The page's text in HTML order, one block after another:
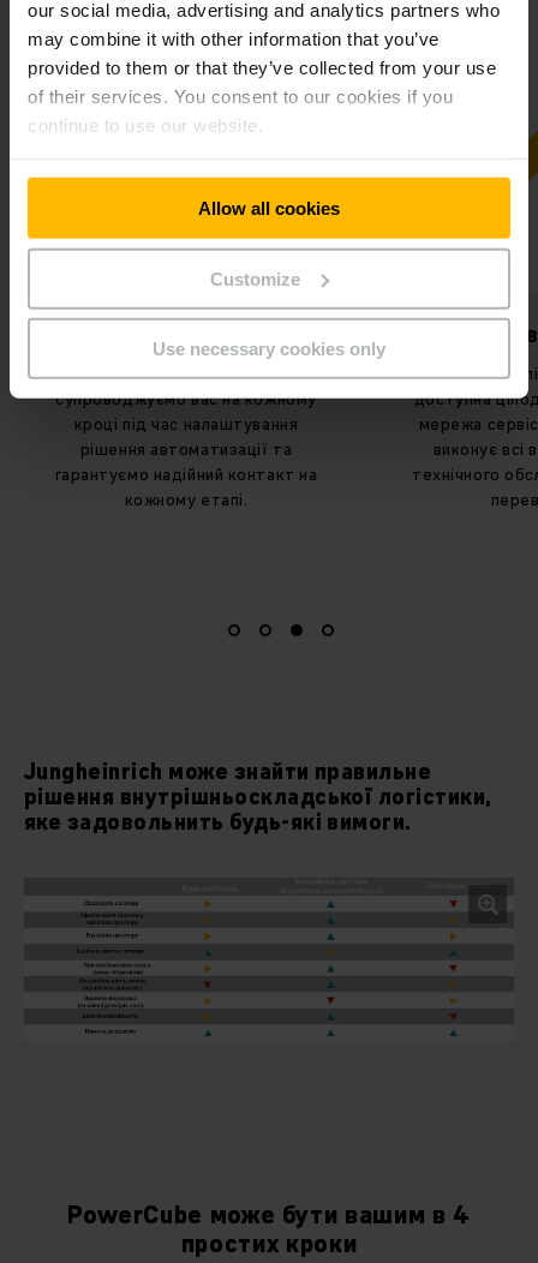
our social media, advertising and analytics partners who
may combine it with other information that you’ve
provided to them or that they’ve collected from your use
of their services. You consent to our cookies if you
continue to use our website.
Allow all cookies
Customize
Use necessary cookies only
Все з одного джерела
Як генеральний підрядник, ми
супроводжуємо вас на кожному
кроці під час налаштування
рішення автоматизації та
гарантуємо надійний контакт на
кожному етапі.
Завжди на
Наша гаряча
доступна
мережа
виконує
технічного
Jungheinrich може знайти правильне
рішення внутрішньоскладської логістики,
яке задовольнить будь-які вимоги.
PowerCube може бути вашим в 4
простих кроки